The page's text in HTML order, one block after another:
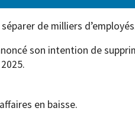
séparer de milliers
son intention de
en baisse.